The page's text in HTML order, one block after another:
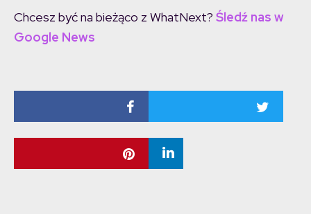
Chcesz być na bieżąco z WhatNext? Śledź nas w
Google News